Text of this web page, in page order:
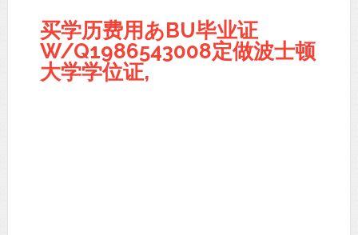
买学历费用あBU毕业证
W/Q1986543008定做波士顿
大学学位证,